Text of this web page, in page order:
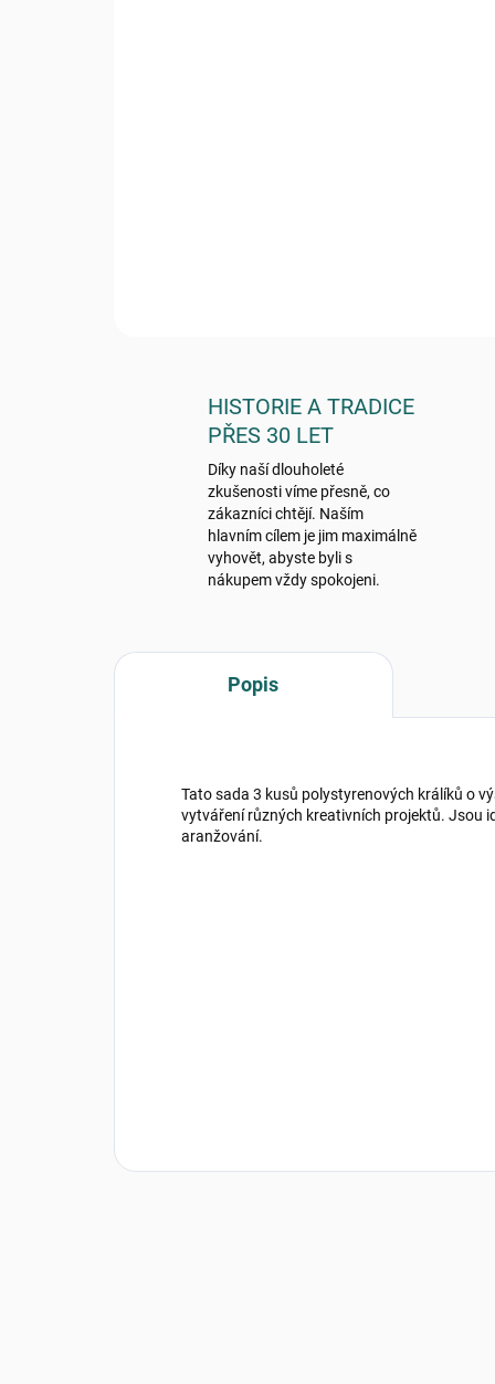
HISTORIE A TRADICE
PŘES 30 LET
Díky naší dlouholeté
zkušenosti víme přesně, co
zákazníci chtějí. Naším
hlavním cílem je jim maximálně
vyhovět, abyste byli s
nákupem vždy spokojeni.
Popis
Tato sada 3 kusů polystyrenových králíků o
vytváření různých kreativních projektů. Jsou
aranžování.